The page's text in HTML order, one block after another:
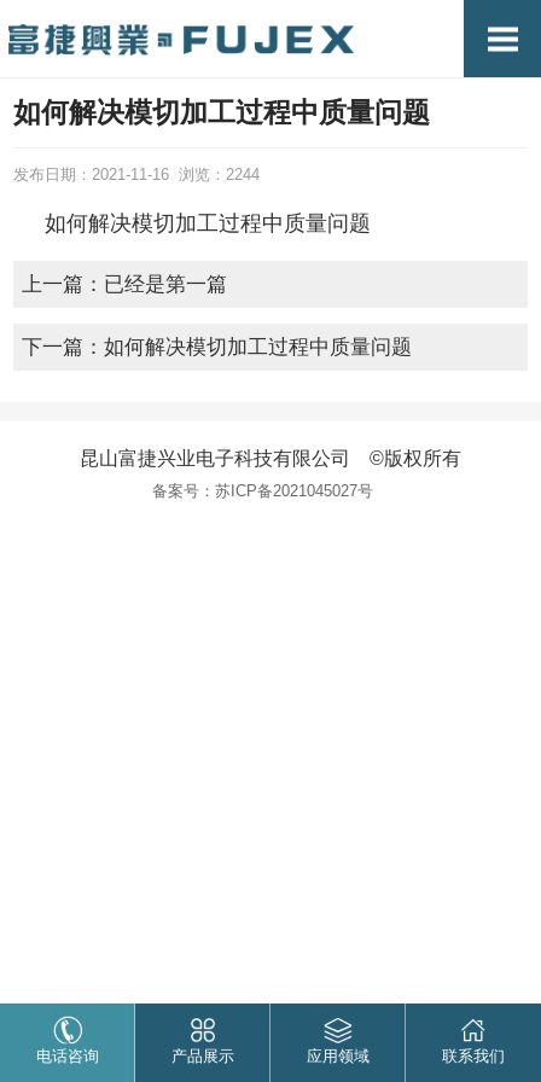
如何解决模切加工过程中质量问题
发布日期：2021-11-16 浏览：2244
如何解决模切加工过程中质量问题
上一篇：已经是第一篇
下一篇： 如何解决模切加工过程中质量问题
昆山富捷兴业电子科技有限公司 ©版权所有
备案号： 苏ICP备2021045027号
电话咨询 产品展示 应用领域 联系我们